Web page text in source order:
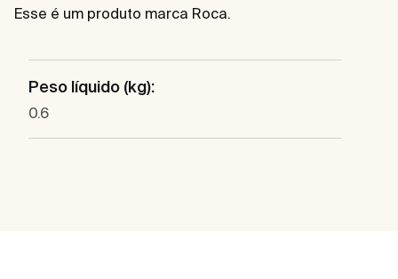
Esse é um produto marca Roca.
Peso líquido (kg):
0.6